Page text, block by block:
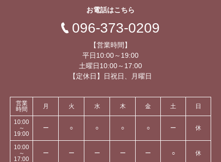
お電話はこちら
096-373-0209
【営業時間】
平日10:00～19:00
土曜日10:00～17:00
【定休日】日祝日、月曜日
営業
時間
月 火 水 木 金 土 日
10:00
～
19:00
ー ○ ○ ○ ○ ー 休
10:00
～
17:00
ー ー ー ー ー ○ 休